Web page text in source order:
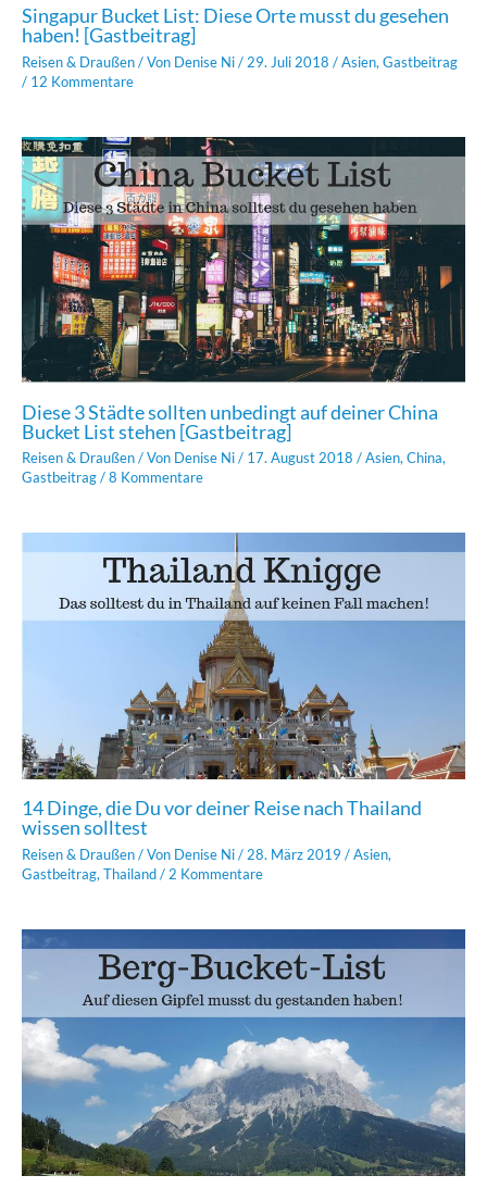
Singapur Bucket List: Diese Orte musst du gesehen
haben! [Gastbeitrag]
Reisen & Draußen/ Von Denise Ni/ 29. Juli 2018 /Asien, Gastbeitrag
/ 12 Kommentare
Diese 3 Städte sollten unbedingt auf deiner China
Bucket List stehen [Gastbeitrag]
Reisen & Draußen/ Von Denise Ni/ 17. August 2018 /Asien, China,
Gastbeitrag/8 Kommentare
14 Dinge, die Du vor deiner Reise nach Thailand
wissen solltest
Reisen & Draußen/ Von Denise Ni/ 28. März 2019 /Asien,
Gastbeitrag, Thailand/ 2 Kommentare